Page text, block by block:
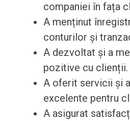
companiei în fața
A menținut
conturilor și
A dezvoltat și a
pozitive cu clienții.
A oferit servicii și
excelente pentru
A asigurat